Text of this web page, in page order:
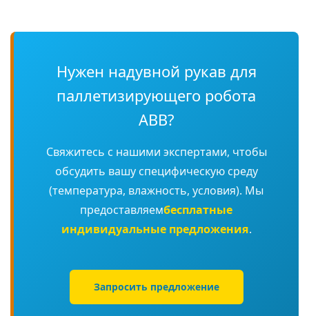
Нужен надувной рукав для
паллетизирующего робота
ABB?
Свяжитесь с нашими экспертами, чтобы
обсудить вашу специфическую среду
(температура, влажность, условия). Мы
предоставляембесплатные
индивидуальные предложения.
Запросить предложение